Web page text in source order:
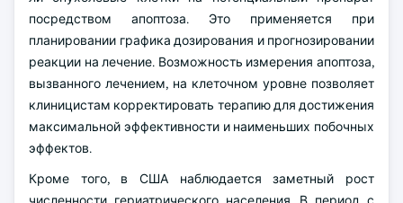
посредством апоптоза. Это применяется при
планировании графика дозирования и прогнозировании
реакции на лечение. Возможность измерения апоптоза,
вызванного лечением, на клеточном уровне позволяет
клиницистам корректировать терапию для достижения
максимальной эффективности и наименьших побочных
эффектов.
Кроме того, в США наблюдается заметный рост